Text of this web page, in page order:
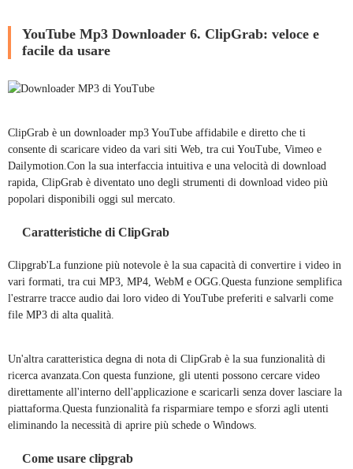
YouTube Mp3 Downloader 6. ClipGrab: veloce e
facile da usare
ClipGrab è un downloader mp3 YouTube affidabile e diretto che ti
consente di scaricare video da vari siti Web, tra cui YouTube, Vimeo e
Dailymotion.Con la sua interfaccia intuitiva e una velocità di download
rapida, ClipGrab è diventato uno degli strumenti di download video più
popolari disponibili oggi sul mercato.
Caratteristiche di ClipGrab
Clipgrab'La funzione più notevole è la sua capacità di convertire i video in
vari formati, tra cui MP3, MP4, WebM e OGG.Questa funzione semplifica
l'estrarre tracce audio dai loro video di YouTube preferiti e salvarli come
file MP3 di alta qualità.
Un'altra caratteristica degna di nota di ClipGrab è la sua funzionalità di
ricerca avanzata.Con questa funzione, gli utenti possono cercare video
direttamente all'interno dell'applicazione e scaricarli senza dover lasciare la
piattaforma.Questa funzionalità fa risparmiare tempo e sforzi agli utenti
eliminando la necessità di aprire più schede o Windows.
Come usare clipgrab